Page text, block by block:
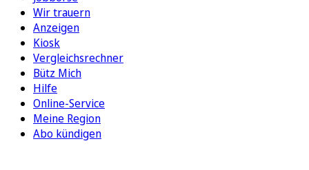
Wir trauern
Anzeigen
Kiosk
Vergleichsrechner
Bütz Mich
Hilfe
Online-Service
Meine Region
Abo kündigen